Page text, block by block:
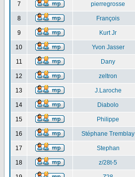
7 pierregrosse
8 François
9 Kurt Jr
10 Yvon Jasser
11 Dany
12 zeltron
13 J.Laroche
14 Diabolo
15 Philippe
16 Stéphane Tremblay
17 Stephan
18 z/28t-5